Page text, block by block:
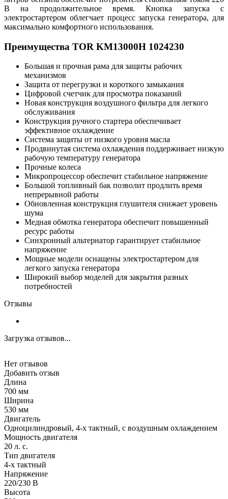
В на продолжительное время. Кнопка запуска с
электростартером облегчает процесс запуска генератора, для
максимально комфортного использования.
Преимущества TOR KM13000H 1024230
Большая и прочная рама для защиты рабочих
механизмов
Защита от перегрузки и короткого замыкания
Цифровой счетчик для просмотра показаний
Новая конструкция воздушного фильтра для легкого
обслуживания
Конструкция ручного стартера обеспечивает
эффективное охлаждение
Система защиты от низкого уровня масла
Продвинутая система охлаждения поддерживает низкую
рабочую температуру генератора
Прочные колеса
Микропроцессор обеспечит стабильное напряжение
Большой топливный бак позволит продлить время
непрерывной работы
Обновленная конструкция глушителя снижает уровень
шума
Медная обмотка генератора обеспечит повышенный
ресурс работы
Синхронный альтернатор гарантирует стабильное
напряжение
Мощные модели оснащены электростартером для
легкого запуска генератора
Широкий выбор моделей для закрытия разных
потребностей
Отзывы
Загрузка отзывов...
Нет отзывов
Добавить отзыв
Длина
700 мм
Ширина
530 мм
Двигатель
Одноцилиндровый, 4-х тактный, с воздушным охлаждением
Мощность двигателя
20 л. с.
Тип двигателя
4-х тактный
Напряжение
220/230 В
Высота